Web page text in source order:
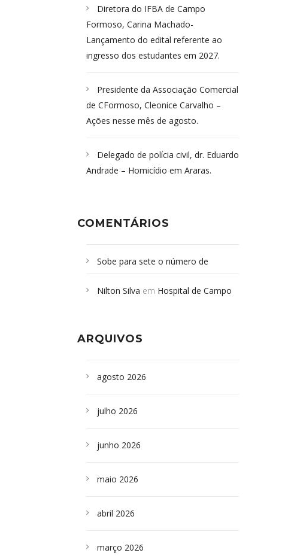
Diretora do IFBA de Campo
Formoso, Carina Machado-
Lançamento do edital referente ao
ingresso dos estudantes em 2027.
Presidente da Associação Comercial
de CFormoso, Cleonice Carvalho –
Ações nesse mês de agosto.
Delegado de polícia civil, dr. Eduardo
Andrade – Homicídio em Araras.
COMENTÁRIOS
Sobe para sete o número de
desabamento em São Paulo - Revista
sepultados em SP
Nilton Silva em Hospital de Campo
ARQUIVOS
agosto 2026
julho 2026
junho 2026
maio 2026
abril 2026
março 2026